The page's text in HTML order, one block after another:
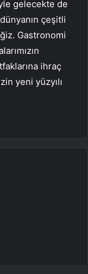
gelecekte de
çeşitli
Gastronomi
ihraç
yeni yüzyılı